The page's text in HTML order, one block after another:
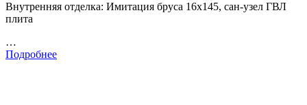
Внутренняя отделка: Имитация бруса 16х145, сан-узел ГВЛ
плита
…
Подробнее